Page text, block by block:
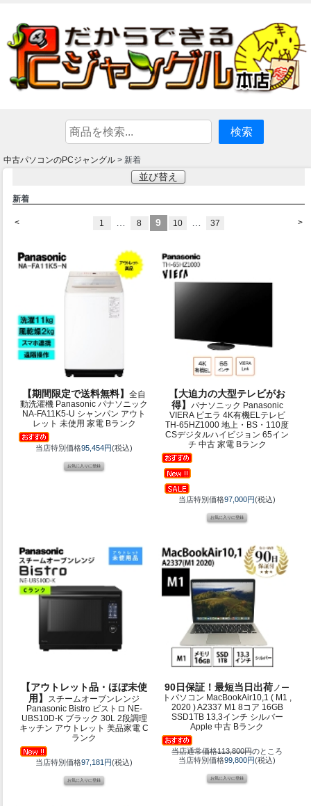
中古パソコンのPCジャングル > 新着
並び替え
新着
< >
1 8 9 10 37
【期間限定で送料無料】全自
動洗濯機 Panasonic パナソニック
NA-FA11K5-U シャンパン アウト
レット 未使用 家電 Bランク
当店特別価格95,454円(税込)
【大迫力の大型テレビがお
得】 パナソニック Panasonic
VIERA ビエラ 4K有機ELテレビ
TH-65HZ1000 地上・BS・110度
CSデジタルハイビジョン 65イン
チ 中古 家電 Bランク
当店特別価格97,000円(税込)
【アウトレット品・ほぼ未使
用】
スチームオーブンレンジ
Panasonic Bistro ビストロ NE-
UBS10D-K ブラック 30L 2段調理
キッチン アウトレット 美品家電 C
ランク
当店特別価格97,181円(税込)
90日保証！最短当日出荷 ノー
トパソコン MacBookAir10,1 ( M1 ,
2020 ) A2337 M1 8コア 16GB
SSD1TB 13,3インチ シルバー
Apple 中古 Bランク
当店通常価格113,800円のところ
当店特別価格99,800円(税込)